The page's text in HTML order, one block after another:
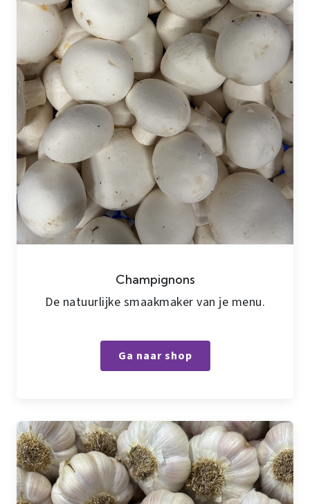
Champignons
De natuurlijke smaakmaker van je menu.
Ga naar shop